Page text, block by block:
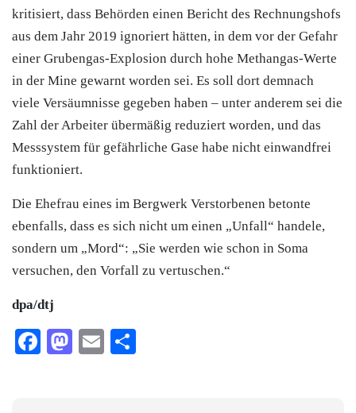
kritisiert, dass Behörden einen Bericht des Rechnungshofs
aus dem Jahr 2019 ignoriert hätten, in dem vor der Gefahr
einer Grubengas-Explosion durch hohe Methangas-Werte
in der Mine gewarnt worden sei. Es soll dort demnach
viele Versäumnisse gegeben haben – unter anderem sei die
Zahl der Arbeiter übermäßig reduziert worden, und das
Messsystem für gefährliche Gase habe nicht einwandfrei
funktioniert.
Die Ehefrau eines im Bergwerk Verstorbenen betonte
ebenfalls, dass es sich nicht um einen „Unfall“ handele,
sondern um „Mord“: „Sie werden wie schon in Soma
versuchen, den Vorfall zu vertuschen.“
dpa/dtj
Facebook
Mastodon
Email